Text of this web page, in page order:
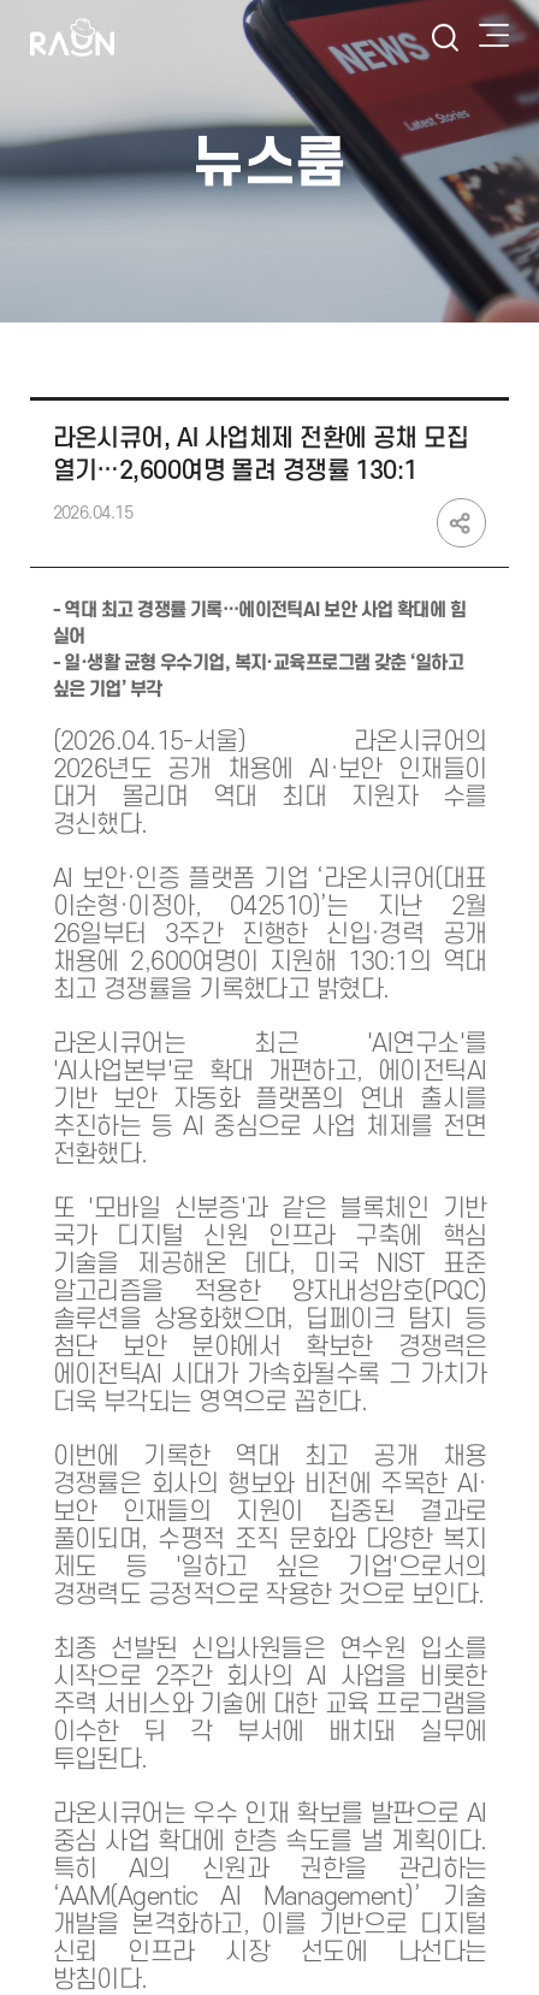
뉴스룸
라온시큐어, AI 사업체제 전환에 공채 모집
열기…2,600여명 몰려 경쟁률 130:1
2026.04.15
- 역대 최고 경쟁률 기록…에이전틱AI 보안 사업 확대에 힘
실어
- 일·생활 균형 우수기업, 복지·교육프로그램 갖춘 ‘일하고
싶은 기업’ 부각
(2026.04.15-서울) 라온시큐어의
2026년도 공개 채용에 AI·보안 인재들이
대거 몰리며 역대 최대 지원자 수를
경신했다.
AI 보안·인증 플랫폼 기업 ‘라온시큐어(대표
이순형·이정아, 042510)’는 지난 2월
26일부터 3주간 진행한 신입·경력 공개
채용에 2,600여명이 지원해 130:1의 역대
최고 경쟁률을 기록했다고 밝혔다.
라온시큐어는 최근 'AI연구소'를
'AI사업본부'로 확대 개편하고, 에이전틱AI
기반 보안 자동화 플랫폼의 연내 출시를
추진하는 등 AI 중심으로 사업 체제를 전면
전환했다.
또 '모바일 신분증'과 같은 블록체인 기반
국가 디지털 신원 인프라 구축에 핵심
기술을 제공해온 데다, 미국 NIST 표준
알고리즘을 적용한 양자내성암호(PQC)
솔루션을 상용화했으며, 딥페이크 탐지 등
첨단 보안 분야에서 확보한 경쟁력은
에이전틱AI 시대가 가속화될수록 그 가치가
더욱 부각되는 영역으로 꼽힌다.
이번에 기록한 역대 최고 공개 채용
경쟁률은 회사의 행보와 비전에 주목한 AI·
보안 인재들의 지원이 집중된 결과로
풀이되며, 수평적 조직 문화와 다양한 복지
제도 등 '일하고 싶은 기업'으로서의
경쟁력도 긍정적으로 작용한 것으로 보인다.
최종 선발된 신입사원들은 연수원 입소를
시작으로 2주간 회사의 AI 사업을 비롯한
주력 서비스와 기술에 대한 교육 프로그램을
이수한 뒤 각 부서에 배치돼 실무에
투입된다.
라온시큐어는 우수 인재 확보를 발판으로 AI
중심 사업 확대에 한층 속도를 낼 계획이다.
특히 AI의 신원과 권한을 관리하는
‘AAM(Agentic AI Management)’ 기술
개발을 본격화하고, 이를 기반으로 디지털
신뢰 인프라 시장 선도에 나선다는
방침이다.